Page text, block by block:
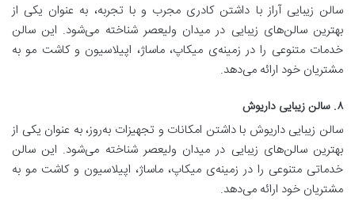
سالن زیبایی آراز با داشتن کادری مجرب و با تجربه، به عنوان یکی از
بهترین سالن‌های زیبایی در میدان ولیعصر شناخته می‌شود. این سالن
خدمات متنوعی را در زمینه‌ی میکاپ، ماساژ، اپیلاسیون و کاشت مو به
مشتریان خود ارائه می‌دهد.
۸. سالن زیبایی داریوش
سالن زیبایی داریوش با داشتن امکانات و تجهیزات به‌روز، به عنوان یکی از
بهترین سالن‌های زیبایی در میدان ولیعصر شناخته می‌شود. این سالن
خدماتی متنوعی را در زمینه‌ی میکاپ، ماساژ، اپیلاسیون و کاشت مو به
مشتریان خود ارائه می‌دهد.